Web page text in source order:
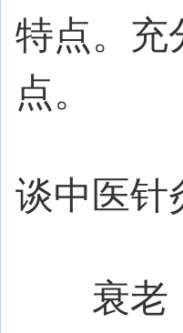
特点。充
点。
谈中医针
衰老，